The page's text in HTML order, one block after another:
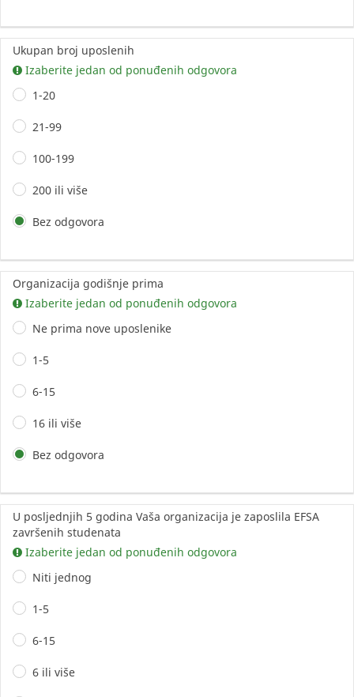
Ukupan broj uposlenih
Izaberite jedan od ponuđenih odgovora
1-20
21-99
100-199
200 ili više
Bez odgovora
Organizacija godišnje prima
Izaberite jedan od ponuđenih odgovora
Ne prima nove uposlenike
1-5
6-15
16 ili više
Bez odgovora
U posljednjih 5 godina Vaša organizacija je zaposlila EFSA
završenih studenata
Izaberite jedan od ponuđenih odgovora
Niti jednog
1-5
6-15
6 ili više